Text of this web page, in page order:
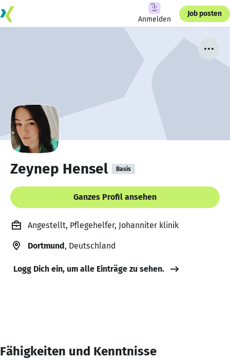
Anmelden
Job posten
Zeynep Hensel Basis
Ganzes Profil ansehen
Angestellt, Pflegehelfer, Johanniter klinik
Dortmund, Deutschland
Logg Dich ein, um alle Einträge zu sehen.
Fähigkeiten und Kenntnisse